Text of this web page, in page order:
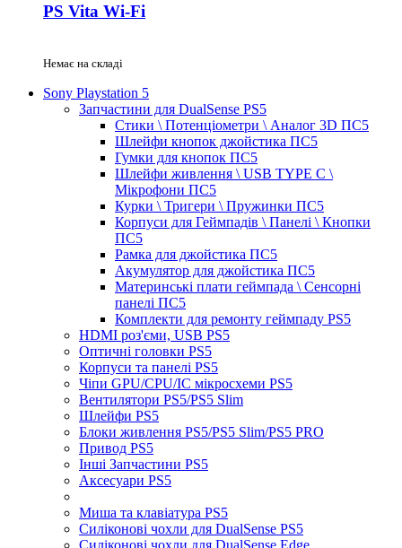
PS Vita Wi-Fi
Немає на складі
Sony Playstation 5
Запчастини для DualSense PS5
Стики \ Потенціометри \ Аналог 3D ПС5
Шлейфи кнопок джойстика ПС5
Гумки для кнопок ПС5
Шлейфи живлення \ USB TYPE C \
Мікрофони ПС5
Курки \ Тригери \ Пружинки ПС5
Корпуси для Геймпадів \ Панелі \ Кнопки
ПС5
Рамка для джойстика ПС5
Акумулятор для джойстика ПС5
Материнські плати геймпада \ Сенсорні
панелі ПС5
Комплекти для ремонту геймпаду PS5
HDMI роз'єми, USB PS5
Оптичні головки PS5
Корпуси та панелі PS5
Чіпи GPU/CPU/IC мікросхеми PS5
Вентилятори PS5/PS5 Slim
Шлейфи PS5
Блоки живлення PS5/PS5 Slim/PS5 PRO
Привод PS5
Інші Запчастини PS5
Аксесуари PS5
Миша та клавіатура PS5
Силіконові чохли для DualSense PS5